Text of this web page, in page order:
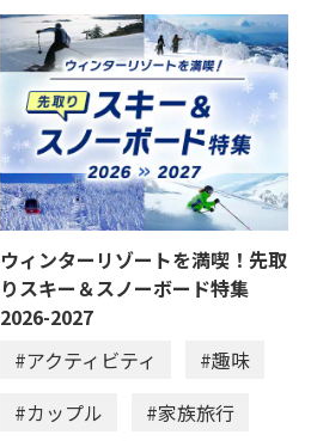
ウィンターリゾートを満喫！先取
りスキー＆スノーボード特集
2026-2027
#アクティビティ
#趣味
#カップル
#家族旅行